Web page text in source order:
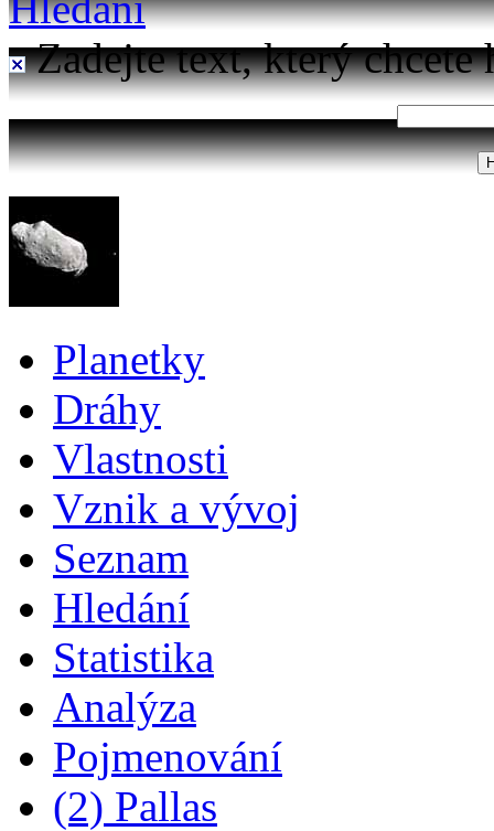
Zadejte text, který chcete
Planetky
Dráhy
Vlastnosti
Vznik a vývoj
Seznam
Hledání
Statistika
Analýza
Pojmenování
(2) Pallas